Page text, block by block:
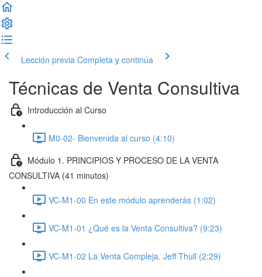
Lección previa Completa y continúa
Técnicas de Venta Consultiva
Introducción al Curso
M0-02- Bienvenida al curso (4:10)
Módulo 1. PRINCIPIOS Y PROCESO DE LA VENTA
CONSULTIVA (41 minutos)
VC-M1-00 En este módulo aprenderás (1:02)
VC-M1-01 ¿Qué es la Venta Consultiva? (9:23)
VC-M1-02 La Venta Compleja. Jeff Thull (2:29)